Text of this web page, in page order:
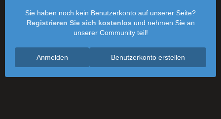
Sie haben noch kein Benutzerkonto auf unserer Seite?
Registrieren Sie sich kostenlos und nehmen Sie an
unserer Community teil!
Benutzerkonto erstellen
Anmelden